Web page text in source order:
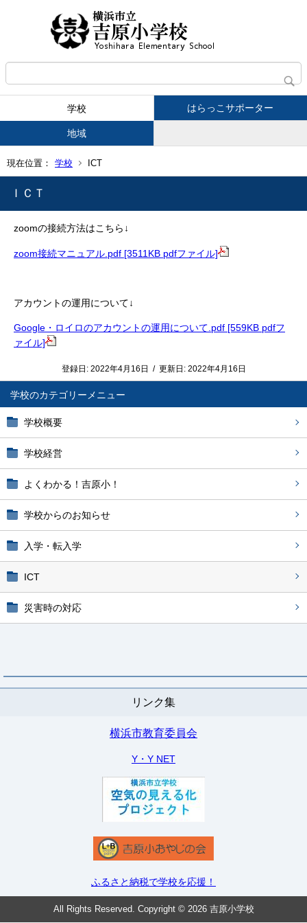
学校 はらっこサポーター
地域
現在位置： 学校 ICT
学校
学校概要
学校経営
よくわかる！吉原小！
学校からのお知らせ
入学・転入学
ICT
災害時の対応
リンク集
横浜市教育委員会
Y・Y NET
ふるさと納税で学校を応援！
ＩＣＴ
zoomの接続方法はこちら↓
zoom接続マニュアル.pdf [3511KB pdfファイル]
アカウントの運用について↓
Google・ロイロのアカウントの運用について.pdf [559KB pdfフ
ァイル]
登録日: 2022年4月16日 / 更新日: 2022年4月16日
All Rights Reserved. Copyright © 2026 吉原小学校